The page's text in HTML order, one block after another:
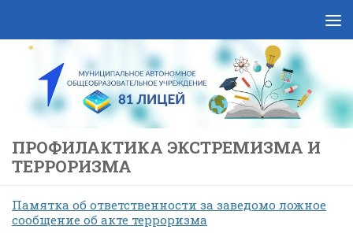
ПРОФИЛАКТИКА ЭКСТРЕМИЗМА И
ТЕРРОРИЗМА
Памятка об ответственности за заведомо ложное
сообщение об акте терроризма